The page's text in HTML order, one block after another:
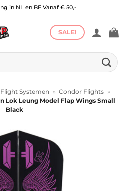
in NL en BE Vanaf € 50,-
SALE!
Flight Systemen » Condor Flights »
Lok Leung Model Flap Wings Small
Black